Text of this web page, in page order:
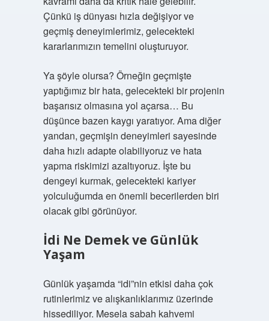
Çünkü iş dünyası hızla değişiyor ve
geçmiş deneyimlerimiz, gelecekteki
kararlarımızın temelini oluşturuyor.
Ya şöyle olursa? Örneğin geçmişte
yaptığımız bir hata, gelecekteki bir projenin
başarısız olmasına yol açarsa… Bu
düşünce bazen kaygı yaratıyor. Ama diğer
yandan, geçmişin deneyimleri sayesinde
daha hızlı adapte olabiliyoruz ve hata
yapma riskimizi azaltıyoruz. İşte bu
dengeyi kurmak, gelecekteki kariyer
yolculuğumda en önemli becerilerden biri
olacak gibi görünüyor.
İdi Ne Demek ve Günlük
Yaşam
Günlük yaşamda “idi”nin etkisi daha çok
rutinlerimiz ve alışkanlıklarımız üzerinde
hissediliyor. Mesela sabah kahvemi